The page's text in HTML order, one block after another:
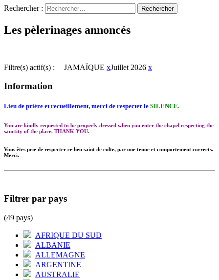
Rechercher :
Les pèlerinages annoncés
Filtre(s) actif(s) : JAMAÏQUE xJuillet 2026 x
Information
Lieu de prière et recueillement, merci de respecter le SILENCE.
You are kindly requested to be properly dressed when you enter the chapel respecting the
sanctity of the place. THANK YOU.
Vous êtes prie de respecter ce lieu saint de culte, par une tenue et comportement corrects.
Merci.
Filtrer par pays
(49 pays)
AFRIQUE DU SUD
ALBANIE
ALLEMAGNE
ARGENTINE
AUSTRALIE